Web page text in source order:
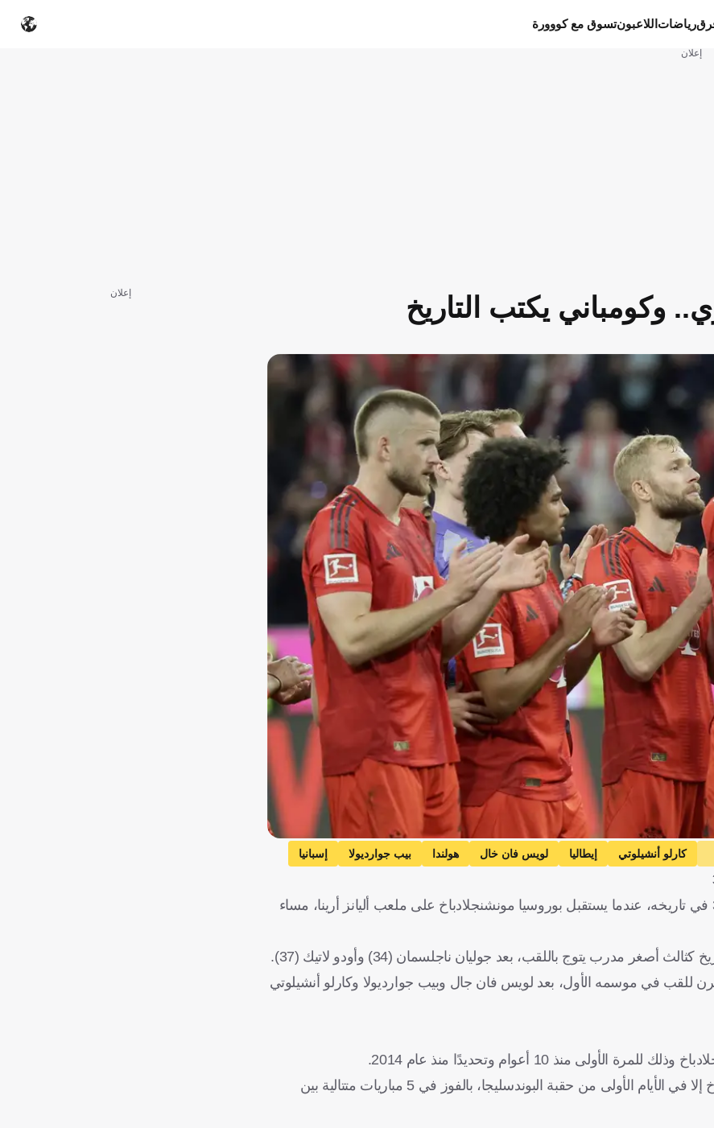
رياضات اللاعبونتسوق مع كووورة
إعلان
وكومباني يكتب التاريخ
كارلو أنشيلوتي إيطاليا لويس فان خال هولندا بيب جوارديولا
إسبانيا
يستعد بايرن ميونخ للاحتفال بتتويجه بلقب الدوري الألماني للمرة 34 في تاريخه، عندما يستقبل بوروسيا مونشنجلادباخ على ملعب أليانز أرينا، مساء
للقب في موسمه الأول، بعد لويس فان جال وبيب جوارديولا وكارلو أنشيلوتي
ولا يملك البايرن مسيرة انتصارات متتالية أطول من تلك أمام جلادباخ إلا في الأيام الأولى من حقبة البوندسليجا، بالفوز في 5 مباريات متتالية بين
إعلان